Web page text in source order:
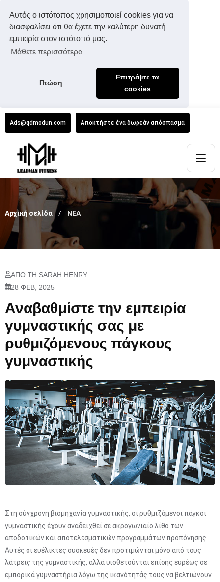
Αυτός ο ιστότοπος χρησιμοποιεί cookies για να
διασφαλίσει ότι θα έχετε την καλύτερη δυνατή
εμπειρία στον ιστότοπό μας.
Μάθετε περισσότερα
Πτώση
Επιτρέψτε τα
cookies
Ads@qdmodun.com Αποκτήστε ένα δωρεάν απόσπασμα
Αρχική σελίδα ΝΕΑ
ΑΠΌ ΤΗ SARAH HENRY
28 ΦΕΒ, 2025
Αναβαθμίστε την εμπειρία
γυμναστικής σας με
ρυθμιζόμενους πάγκους
γυμναστικής
Στη σύγχρονη βιομηχανία γυμναστικής, οι ρυθμιζόμενοι πάγκοι
γυμναστικής έχουν αναδειχθεί σε ακρογωνιαίο λίθο των
αποδοτικών και αποτελεσματικών προγραμμάτων προπόνησης.
Αυτές οι ευέλικτες συσκευές δεν προτιμώνται μόνο από τους
λάτρεις της γυμναστικής, αλλά υιοθετούνται επίσης ευρέως σε
εμπορικά γυμναστήρια λόγω της ικανότητάς τους να βελτιώνουν